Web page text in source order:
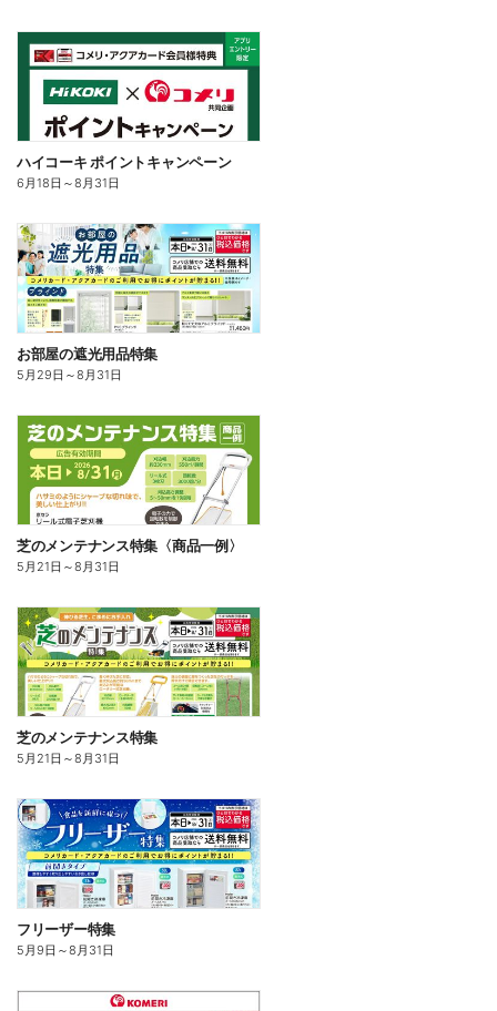
ハイコーキ ポイントキャンペーン
6月18日 ～8月31日
お部屋の遮光用品特集
5月29日 ～8月31日
芝のメンテナンス特集〈商品一例〉
5月21日 ～8月31日
芝のメンテナンス特集
5月21日 ～8月31日
フリーザー特集
5月9日 ～8月31日